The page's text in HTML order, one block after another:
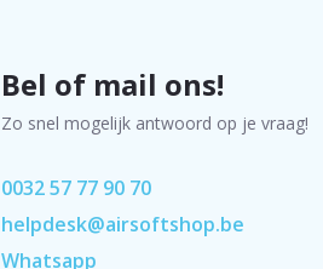
Bel of mail ons!
Zo snel mogelijk antwoord op je vraag!
0032 57 77 90 70
helpdesk@airsoftshop.be
Whatsapp